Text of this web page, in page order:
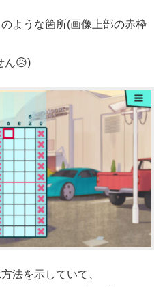
ような箇所(画像上部の赤枠
ん😥)
法を示していて、